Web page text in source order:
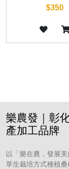
$350
樂農發｜彰
產加工品牌
以「樂在農，發展
草生栽培方式種植